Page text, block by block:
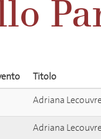
Titolo
Adriana
Adriana